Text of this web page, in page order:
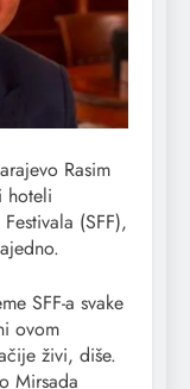
Rasim
hoteli
(SFF),
SFF-a svake
ovom
živi, diše.
Mirsada